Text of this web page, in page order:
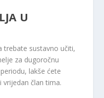
U
trebate sustavno učiti,
za dugoročnu
lakše ćete
član tima.